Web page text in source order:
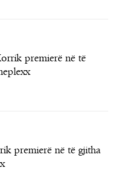
premierë në të
premierë në të gjitha